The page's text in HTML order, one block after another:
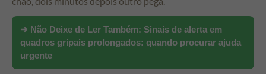
➜ Não Deixe de Ler Também: Sinais de alerta em
quadros gripais prolongados: quando procurar ajuda
urgente